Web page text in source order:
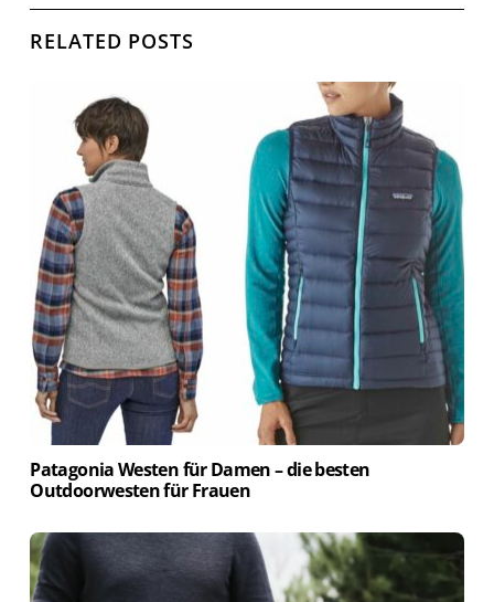
RELATED POSTS
Patagonia Westen für Damen – die besten
Outdoorwesten für Frauen